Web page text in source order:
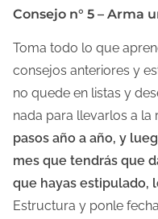
Consejo n° 5 – Arma
Toma todo lo que
consejos anteriores y
no quede en listas y
nada para llevarlos a la
pasos año a año, y
mes que tendrás que
que hayas estipulado,
Estructura y ponle